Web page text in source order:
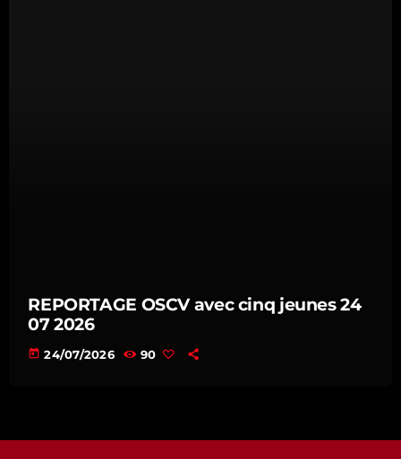
REPORTAGE OSCV avec cinq jeunes 24
07 2026
today 24/07/2026 90